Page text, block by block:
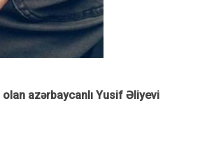
azərbaycanlı Yusif Əliyevi